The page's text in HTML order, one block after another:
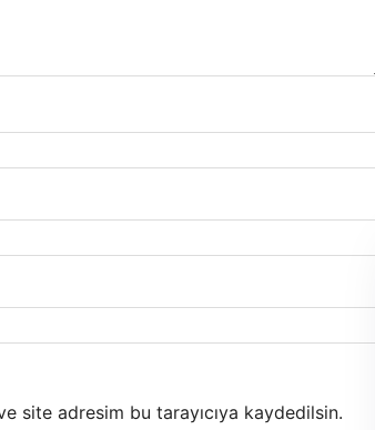
site adresim bu tarayıcıya kaydedilsin.